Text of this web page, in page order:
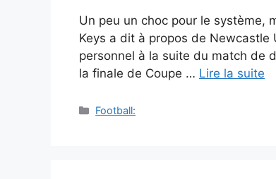
Un peu un choc pour le système,
Keys a dit à propos de Newcastle
personnel à la suite du match de
la finale de Coupe … Lire la suite
Catégories
Football: